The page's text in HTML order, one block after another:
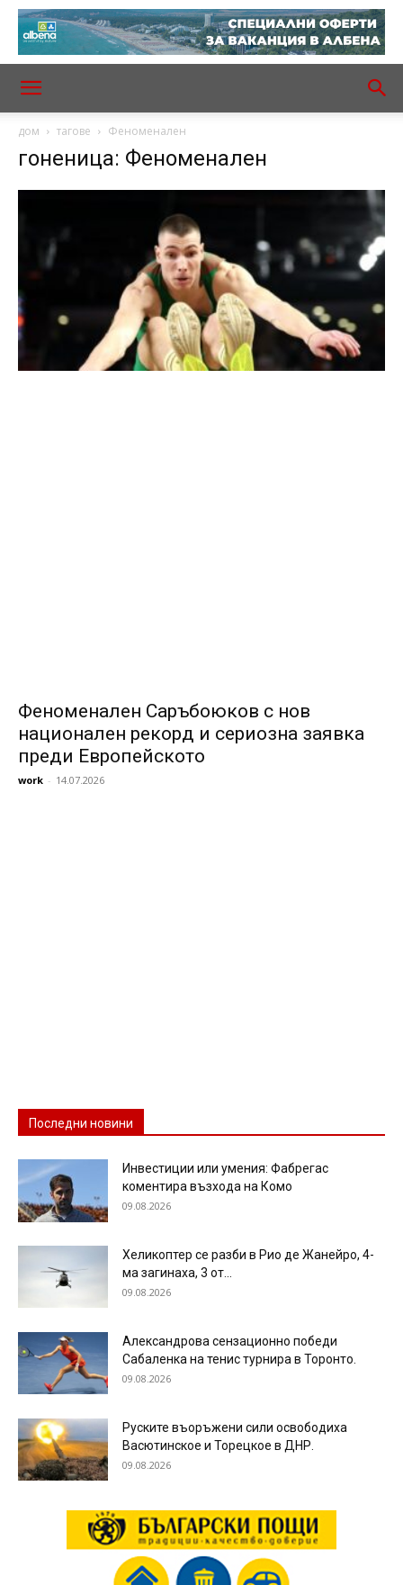
дом тагове Феноменален
гоненица: Феноменален
Феноменален Саръбоюков с нов
национален рекорд и сериозна заявка
преди Европейското
work - 14.07.2026
Последни новини
Инвестиции или умения: Фабрегас
коментира възхода на Комо
09.08.2026
Хеликоптер се разби в Рио де Жанейро, 4-
ма загинаха, 3 от...
09.08.2026
Александрова сензационно победи
Сабаленка на тенис турнира в Торонто.
09.08.2026
Руските въоръжени сили освободиха
Васютинское и Торецкое в ДНР.
09.08.2026